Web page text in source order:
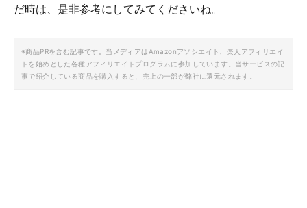
だ時は、是非参考にしてみてくださいね。
※商品PRを含む記事です。当メディアはAmazonアソシエイト、楽天アフィリエイ
トを始めとした各種アフィリエイトプログラムに参加しています。当サービスの記
事で紹介している商品を購入すると、売上の一部が弊社に還元されます。